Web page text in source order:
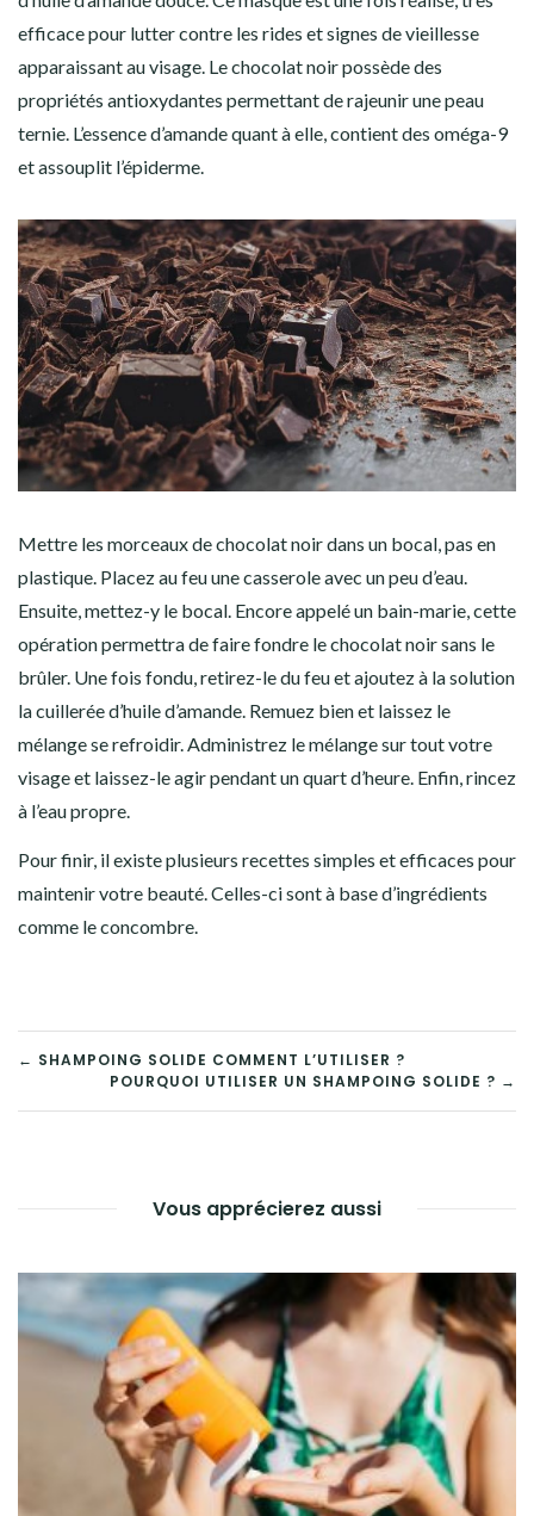
efficace pour lutter contre les rides et signes de vieillesse
apparaissant au visage. Le chocolat noir possède des
propriétés antioxydantes permettant de rajeunir une peau
ternie. L’essence d’amande quant à elle, contient des oméga-9
et assouplit l’épiderme.
Mettre les morceaux de chocolat noir dans un bocal, pas en
plastique. Placez au feu une casserole avec un peu d’eau.
Ensuite, mettez-y le bocal. Encore appelé un bain-marie, cette
opération permettra de faire fondre le chocolat noir sans le
brûler. Une fois fondu, retirez-le du feu et ajoutez à la solution
la cuillerée d’huile d’amande. Remuez bien et laissez le
mélange se refroidir. Administrez le mélange sur tout votre
visage et laissez-le agir pendant un quart d’heure. Enfin, rincez
à l’eau propre.
Pour finir, il existe plusieurs recettes simples et efficaces pour
maintenir votre beauté. Celles-ci sont à base d’ingrédients
comme le concombre.
NAVIGATION
DE
← SHAMPOING SOLIDE COMMENT L’UTILISER ?
POURQUOI UTILISER UN SHAMPOING SOLIDE ? →
Vous apprécierez aussi